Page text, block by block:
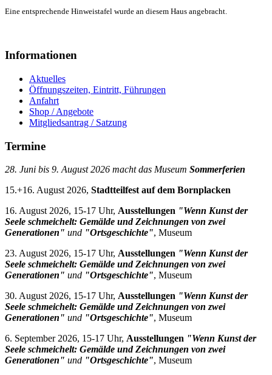
Eine entsprechende Hinweistafel wurde an diesem Haus angebracht.
Informationen
Aktuelles
Öffnungszeiten, Eintritt, Führungen
Anfahrt
Shop / Angebote
Mitgliedsantrag / Satzung
Termine
28. Juni bis 9. August 2026 macht das Museum Sommerferien
15.+16. August 2026, Stadtteilfest auf dem Bornplacken
16. August 2026, 15-17 Uhr, Ausstellungen "Wenn Kunst der
Seele schmeichelt: Gemälde und Zeichnungen von zwei
Generationen" und "Ortsgeschichte", Museum
23. August 2026, 15-17 Uhr, Ausstellungen "Wenn Kunst der
Seele schmeichelt: Gemälde und Zeichnungen von zwei
Generationen" und "Ortsgeschichte", Museum
30. August 2026, 15-17 Uhr, Ausstellungen "Wenn Kunst der
Seele schmeichelt: Gemälde und Zeichnungen von zwei
Generationen" und "Ortsgeschichte", Museum
6. September 2026, 15-17 Uhr, Ausstellungen "Wenn Kunst der
Seele schmeichelt: Gemälde und Zeichnungen von zwei
Generationen" und "Ortsgeschichte", Museum